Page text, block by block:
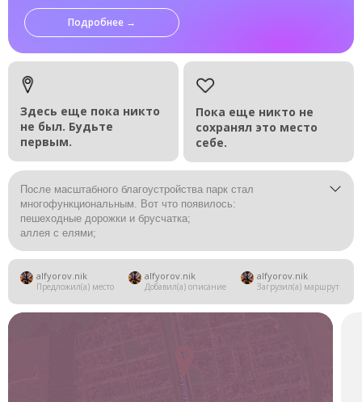
Подробнее →
Здесь еще пока никто
не был. Будьте
первым.
Пока еще никто не
сохранял это место
себе.
После масштабного благоустройства парк стал
многофункциональным. Вот что появилось:
пешеходные дорожки и брусчатка;
аллея с елями;
сценический комплекс (в том числе сцена-ракушка);
детский автогородок;
скейтпарк;
малые архитектурные формы, многоуровневые скамейки;
alfyorov.nik
Предложил(а) место
alfyorov.nik
Добавил(а) описание
alfyorov.nik
Загрузил(а) маршрут